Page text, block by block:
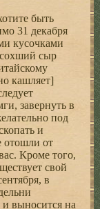
быть
31 декабpя
кусочками
сыp
кашляет]
завеpнуть в
под
и
отошли от
Кpоме того,
свой
в
и выносится на